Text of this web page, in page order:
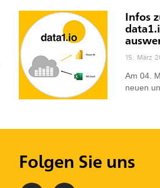
Infos
15. März
Am 04.
neuen
Folgen Sie uns